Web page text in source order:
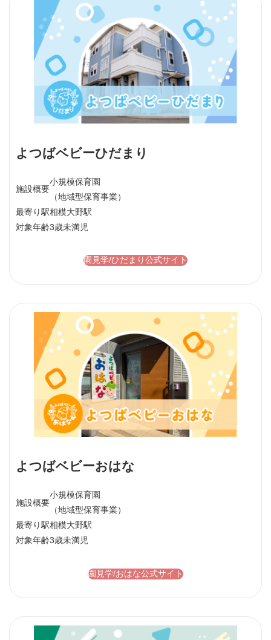
よつばベビーひだまり
施設概要
小規模保育園
（地域型保育事業）
最寄り駅相模大野駅
対象年齢3歳未満児
園見学/ひだまり公式サイト
よつばベビーおはな
施設概要
小規模保育園
（地域型保育事業）
最寄り駅相模大野駅
対象年齢3歳未満児
園見学/おはな公式サイト